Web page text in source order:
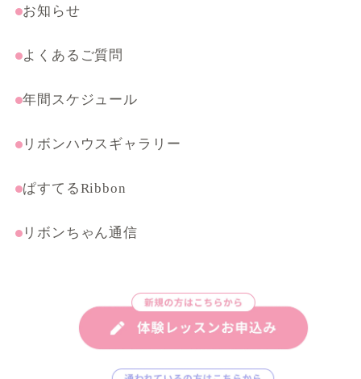
まんがテクニック応用講座
お知らせ
よくあるご質問
年間スケジュール
リボンハウスギャラリー
ぱすてるRibbon
リボンちゃん通信